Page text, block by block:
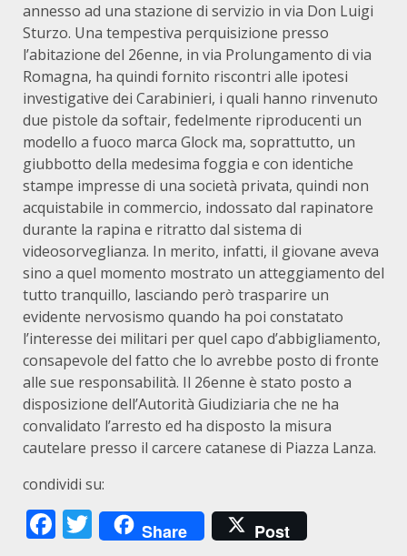
annesso ad una stazione di servizio in via Don Luigi
Sturzo. Una tempestiva perquisizione presso
l’abitazione del 26enne, in via Prolungamento di via
Romagna, ha quindi fornito riscontri alle ipotesi
investigative dei Carabinieri, i quali hanno rinvenuto
due pistole da softair, fedelmente riproducenti un
modello a fuoco marca Glock ma, soprattutto, un
giubbotto della medesima foggia e con identiche
stampe impresse di una società privata, quindi non
acquistabile in commercio, indossato dal rapinatore
durante la rapina e ritratto dal sistema di
videosorveglianza. In merito, infatti, il giovane aveva
sino a quel momento mostrato un atteggiamento del
tutto tranquillo, lasciando però trasparire un
evidente nervosismo quando ha poi constatato
l’interesse dei militari per quel capo d’abbigliamento,
consapevole del fatto che lo avrebbe posto di fronte
alle sue responsabilità. Il 26enne è stato posto a
disposizione dell’Autorità Giudiziaria che ne ha
convalidato l’arresto ed ha disposto la misura
cautelare presso il carcere catanese di Piazza Lanza.
condividi su:
Facebook
Twitter
Share Post